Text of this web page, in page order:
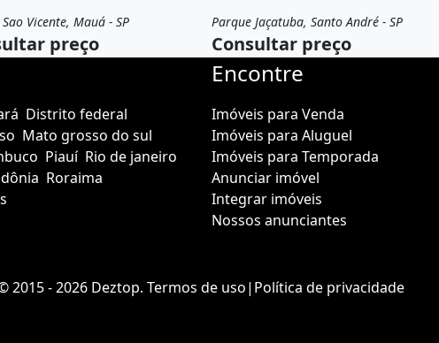
em Avenida Papa João Xxiii,
à venda.
Apartamento
Vicente, Mauá - SP
preço
localizado em Parque Jaçatuba, Santo
André, Sp à venda.
Venda Apartamento
Parque Jaçatuba, Santo André - SP
Consultar preço
Distrito federal
Mato grosso do sul
Piauí Rio de janeiro
Roraima
Encontre
Imóveis para Venda
Imóveis para Aluguel
Imóveis para Temporada
Anunciar imóvel
Integrar imóveis
Nossos anunciantes
2015 - 2026 Deztop. Termos de uso| Política de privacidade